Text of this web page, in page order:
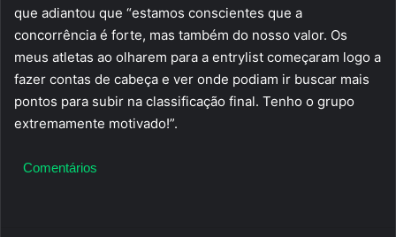
que adiantou que “estamos conscientes que a
concorrência é forte, mas também do nosso valor. Os
meus atletas ao olharem para a entrylist começaram logo a
fazer contas de cabeça e ver onde podiam ir buscar mais
pontos para subir na classificação final. Tenho o grupo
extremamente motivado!”.
Comentários